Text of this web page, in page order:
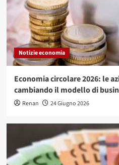
Notizie economia
Economia circolare 2026: le
cambiando il modello di
Renan 24 Giugno 2026